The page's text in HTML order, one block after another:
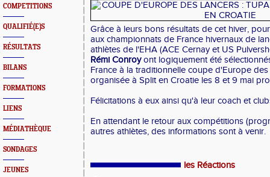
COMPETITIONS
QUALIFIÉ(E)S
RÉSULTATS
BILANS
FORMATIONS
LIENS
MÉDIATHÈQUE
SONDAGES
JEUNES
Grâce à leurs bons résultats de cet hiver,
aux championnats de France hivernaux de
athlètes de l'EHA (ACE Cernay et US
Rémi Conroyont logiquement été
France à la traditionnelle coupe d'Europe
organisée à Split en Croatie les 8 et 9 mai
Félicitations à eux ainsi qu'à leur coach et
En attendant le retour aux compétitions
autres athlètes, des informations sont à venir.
les Réactions